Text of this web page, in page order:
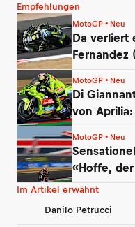
Empfehlungen
MotoGP • Neu
Da verliert
MotoGP • Neu
Di
von
MotoGP • Neu
«Hoffe,
Tag»
Im Artikel erwähnt
Danilo Petrucci